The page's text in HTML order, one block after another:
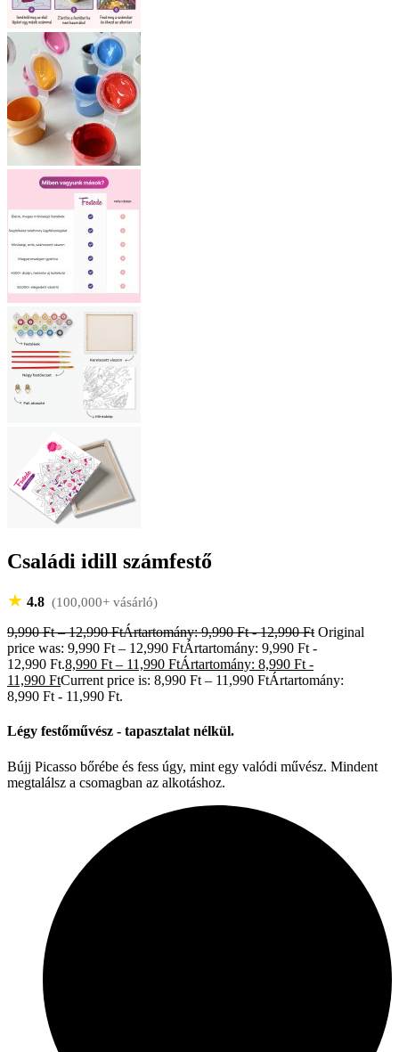
Családi idill számfestő
★ 4.8 (100,000+ vásárló)
9,990Ft – 12,990FtÁrtartomány: 9,990 Ft - 12,990 Ft Original
price was: 9,990 Ft – 12,990 FtÁrtartomány: 9,990 Ft -
12,990 Ft.8,990 Ft – 11,990 FtÁrtartomány: 8,990 Ft -
11,990 FtCurrent price is: 8,990 Ft – 11,990 FtÁrtartomány:
8,990 Ft - 11,990 Ft.
Légy festőművész - tapasztalat nélkül.
Bújj Picasso bőrébe és fess úgy, mint egy valódi művész. Mindent
megtalálsz a csomagban az alkotáshoz.